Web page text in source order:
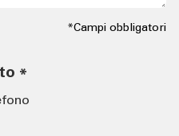
*Campi obbligatori
*